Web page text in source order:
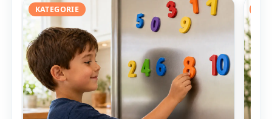
KATEGORIE